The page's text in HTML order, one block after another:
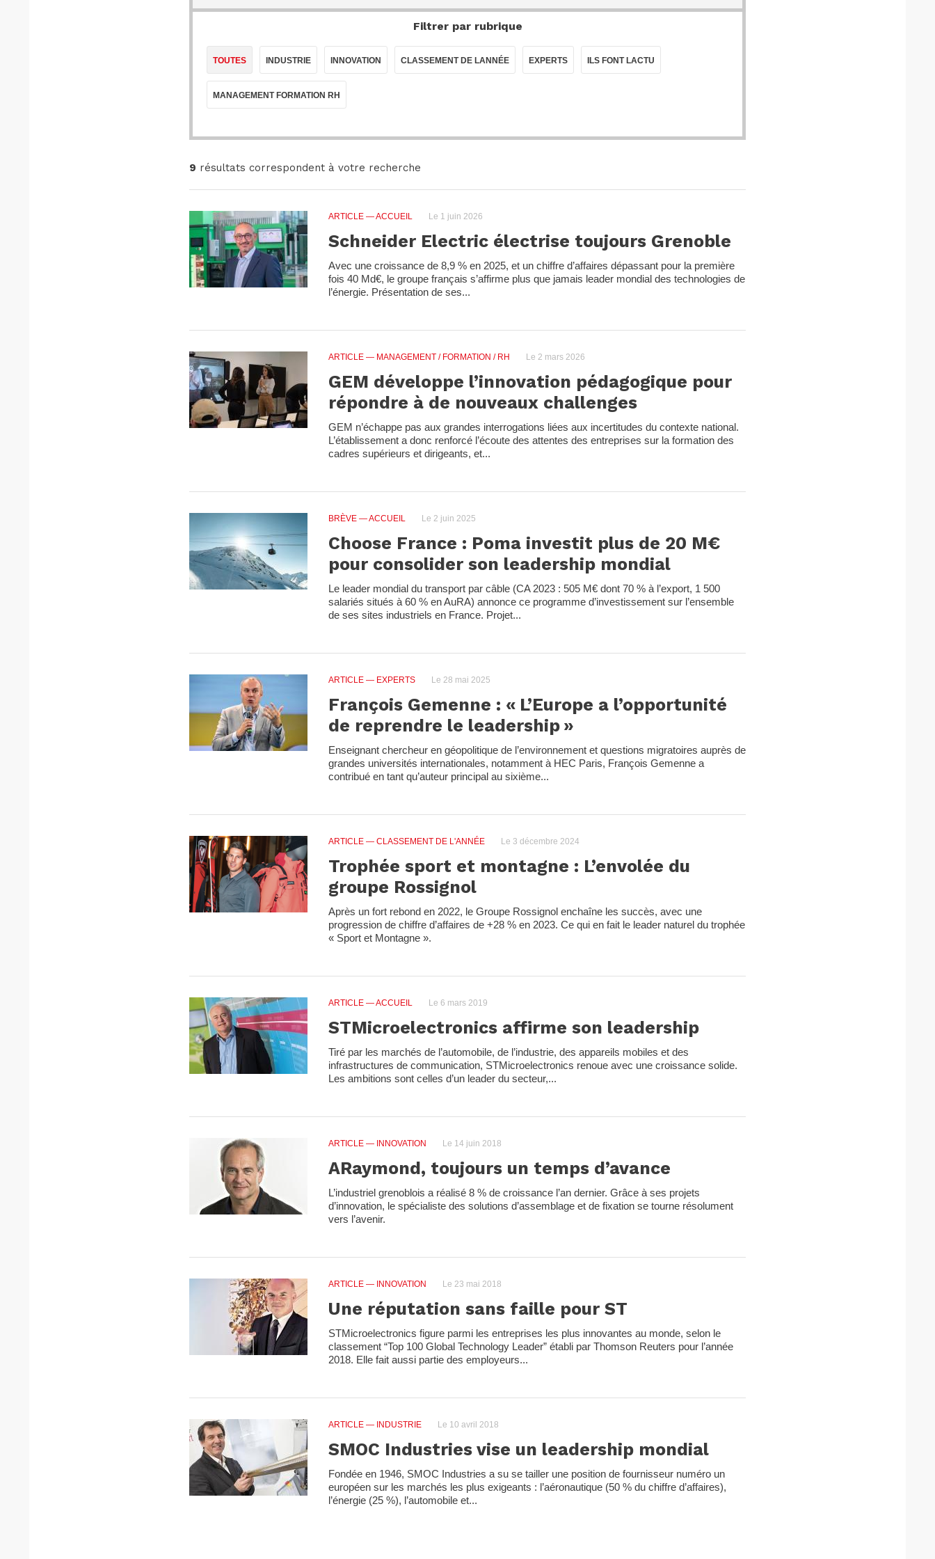
Filtrer par rubrique
TOUTES INDUSTRIE INNOVATION CLASSEMENT DE LANNÉE EXPERTS ILS FONT LACTU
MANAGEMENT FORMATION RH
9 résultats correspondent à votre recherche
ARTICLE — ACCUEIL Le 1 juin 2026
Schneider Electric électrise toujours Grenoble
Avec une croissance de 8,9 % en 2025, et un chiffre d’affaires dépassant pour la première
fois 40 Md€, le groupe français s’affirme plus que jamais leader mondial des technologies de
l’énergie. Présentation de ses...
ARTICLE — MANAGEMENT / FORMATION / RH Le 2 mars 2026
GEM développe l’innovation pédagogique pour
répondre à de nouveaux challenges
GEM n’échappe pas aux grandes interrogations liées aux incertitudes du contexte national.
L’établissement a donc renforcé l’écoute des attentes des entreprises sur la formation des
cadres supérieurs et dirigeants, et...
BRÈVE — ACCUEIL Le 2 juin 2025
Choose France : Poma investit plus de 20 M€
pour consolider son leadership mondial
Le leader mondial du transport par câble (CA 2023 : 505 M€ dont 70 % à l’export, 1 500
salariés situés à 60 % en AuRA) annonce ce programme d’investissement sur l’ensemble
de ses sites industriels en France. Projet...
ARTICLE — EXPERTS Le 28 mai 2025
François Gemenne : « L’Europe a l’opportunité
de reprendre le leadership »
Enseignant chercheur en géopolitique de l’environnement et questions migratoires auprès de
grandes universités internationales, notamment à HEC Paris, François Gemenne a
contribué en tant qu’auteur principal au sixième...
ARTICLE — CLASSEMENT DE L'ANNÉE Le 3 décembre 2024
Trophée sport et montagne : L’envolée du
groupe Rossignol
Après un fort rebond en 2022, le Groupe Rossignol enchaîne les succès, avec une
progression de chiffre d’affaires de +28 % en 2023. Ce qui en fait le leader naturel du trophée
« Sport et Montagne ».
ARTICLE — ACCUEIL Le 6 mars 2019
STMicroelectronics affirme son leadership
Tiré par les marchés de l’automobile, de l’industrie, des appareils mobiles et des
infrastructures de communication, STMicroelectronics renoue avec une croissance solide.
Les ambitions sont celles d’un leader du secteur,...
ARTICLE — INNOVATION Le 14 juin 2018
ARaymond, toujours un temps d’avance
L’industriel grenoblois a réalisé 8 % de croissance l’an dernier. Grâce à ses projets
d’innovation, le spécialiste des solutions d’assemblage et de fixation se tourne résolument
vers l’avenir.
ARTICLE — INNOVATION Le 23 mai 2018
Une réputation sans faille pour ST
STMicroelectronics figure parmi les entreprises les plus innovantes au monde, selon le
classement “Top 100 Global Technology Leader” établi par Thomson Reuters pour l’année
2018. Elle fait aussi partie des employeurs...
ARTICLE — INDUSTRIE Le 10 avril 2018
SMOC Industries vise un leadership mondial
Fondée en 1946, SMOC Industries a su se tailler une position de fournisseur numéro un
européen sur les marchés les plus exigeants : l’aéronautique (50 % du chiffre d’affaires),
l’énergie (25 %), l’automobile et...